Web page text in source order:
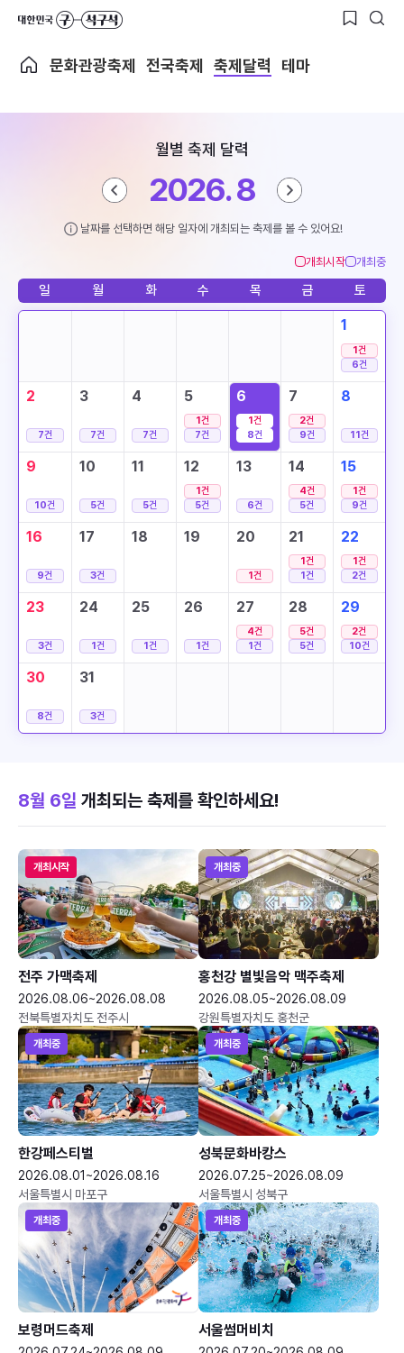
문화관광축제 전국축제 축제달력 테마
월별 축제 달력
2026. 8
날짜를 선택하면 해당 일자에 개최되는 축제를 볼 수 있어요!
개최시작 개최중
일 월 화 수 목 금 토
1
1건
6건
2
7건
3
7건
4
7건
5
1건
7건
6
1건
8건
7
2건
9건
8
11건
9
10건
10
5건
11
5건
12
1건
5건
13
6건
14
4건
5건
15
1건
9건
16
9건
17
3건
18 19 20
1건
21
1건
1건
22
1건
2건
23
3건
24
1건
25
1건
26
1건
27
4건
1건
28
5건
5건
29
2건
10건
30
8건
31
3건
8월 6일 개최되는 축제를 확인하세요!
개최시작
전주 가맥축제
2026.08.06~2026.08.08
전북특별자치도 전주시
개최중
홍천강 별빛음악 맥주축제
2026.08.05~2026.08.09
강원특별자치도 홍천군
개최중
한강페스티벌
2026.08.01~2026.08.16
서울특별시 마포구
개최중
성북문화바캉스
2026.07.25~2026.08.09
서울특별시 성북구
개최중
보령머드축제
개최중
서울썸머비치